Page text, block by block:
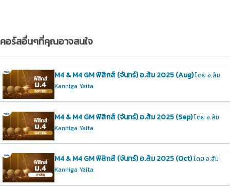
คอร์สอื่นๆที่คุณอาจสนใจ
M4 & M4 GM ฟิสิกส์ (จันทร์) อ.ส้ม 2025 (Aug)โดย อ.ส้ม
Kanniga Yaita
M4 & M4 GM ฟิสิกส์ (จันทร์) อ.ส้ม 2025 (Sep)โดย อ.ส้ม
Kanniga Yaita
M4 & M4 GM ฟิสิกส์ (จันทร์) อ.ส้ม 2025 (Oct)โดย อ.ส้ม
Kanniga Yaita